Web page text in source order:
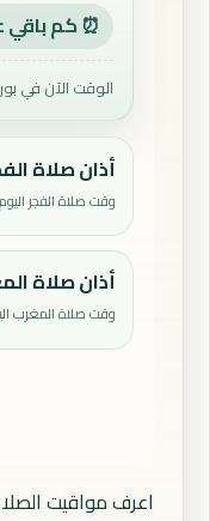
⏰ كم باقي
الوقت الآن في
أذان صلاة
وقت صلاة الفجر
أذان صلاة
وقت صلاة المغرب
اعرف مواقيت